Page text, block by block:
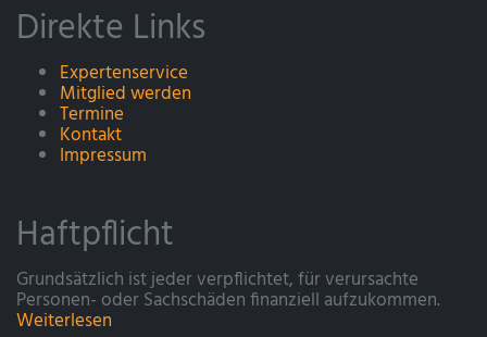
Direkte Links
Expertenservice
Mitglied werden
Termine
Kontakt
Impressum
Haftpflicht
Grundsätzlich ist jeder verpflichtet, für verursachte
Personen- oder Sachschäden finanziell aufzukommen.
Weiterlesen